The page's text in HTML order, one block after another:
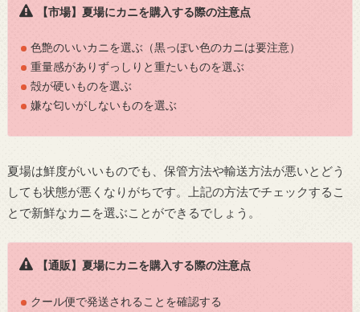
【市場】夏場にカニを購入する際の注意点
色艶のいいカニを選ぶ（黒っぽい色のカニは要注意）
重量感がありずっしりと重たいものを選ぶ
殻が硬いものを選ぶ
嫌な匂いがしないものを選ぶ
夏場は鮮度がいいものでも、保管方法や輸送方法が悪いとどう
しても状態が悪くなりがちです。上記の方法でチェックするこ
とで新鮮なカニを選ぶことができるでしょう。
【通販】夏場にカニを購入する際の注意点
クール便で発送されることを確認する